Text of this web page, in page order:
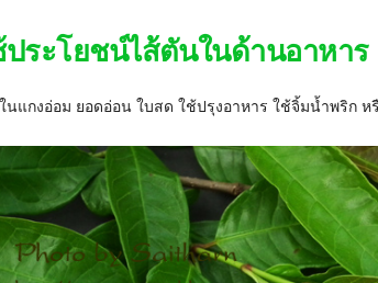
ประโยชน์ไส้ตันในด้านอาหาร
นแกงอ่อม ยอดอ่อน ใบสด ใช้ปรุงอาหาร ใช้จิ้มน้ำพริก ห